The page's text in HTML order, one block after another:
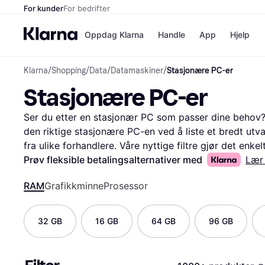
For kunderFor bedrifter
Oppdag Klarna
Betal i 3 deler
Betal innen
Finansiering
Vipps
Handle
Butikker
kicks.no
App Hjelp
Klarna/Shopping/Data/Datamaskiner/Stasjonære PC-er
Stasjonære PC-er
Ser du etter en stasjonær PC som passer dine
den riktige stasjonære PC-en ved å liste et bredt
fra ulike forhandlere. Våre nyttige filtre gjør det
spesifikasjoner som prosessor, lagringskapasitet
erfaringer med produktene. Vi gir deg muligheten til
samle all informasjonen du trenger på ett sted. Start
og oppdag hvor mye du kan spare ved å
beste tilbudene, slik at du får mest mulig verdi for
Prøv fleksible betalingsalternativer med Lær
RAMGrafikkminneProsessor
32 GB 16 GB 64 GB 96 GB